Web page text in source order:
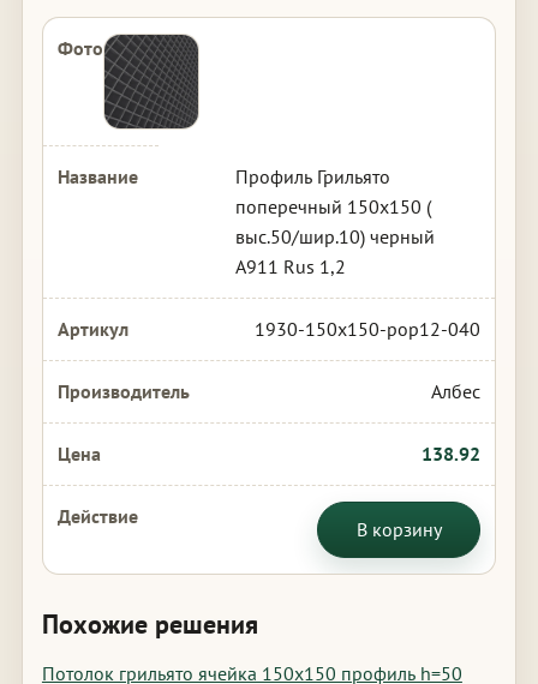
Профиль Грильято
поперечный 150х150 (
выс.50/шир.10) черный
А911 Rus 1,2
1930-150x150-pop12-040
Албес
138.92
В корзину
Похожие решения
Потолок грильято ячейка 150х150 профиль h=50